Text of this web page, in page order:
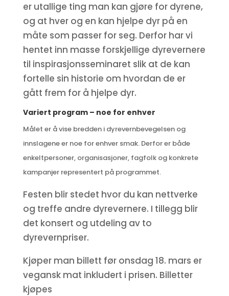
er utallige ting man kan gjøre for dyrene,
og at hver og en kan hjelpe dyr på en
måte som passer for seg. Derfor har vi
hentet inn masse forskjellige dyrevernere
til inspirasjonsseminaret slik at de kan
fortelle sin historie om hvordan de er
gått frem for å hjelpe dyr.
Variert program – noe for enhver
Målet er å vise bredden i dyrevernbevegelsen og
innslagene er noe for enhver smak. Derfor er både
enkeltpersoner, organisasjoner, fagfolk og konkrete
kampanjer representert på programmet.
Festen blir stedet hvor du kan nettverke
og treffe andre dyrevernere. I tillegg blir
det konsert og utdeling av to
dyrevernpriser.
Kjøper man billett før onsdag 18. mars er
vegansk mat inkludert i prisen. Billetter
kjøpes